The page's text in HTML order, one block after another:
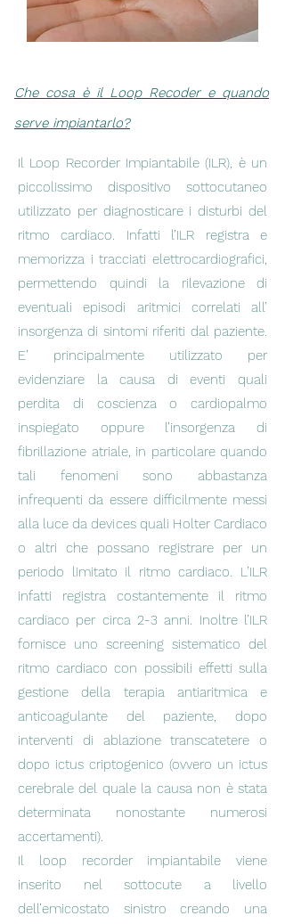
Che cosa è il Loop Recoder e quando
serve impiantarlo?
Il Loop Recorder Impiantabile (ILR), è un
piccolissimo dispositivo sottocutaneo
utilizzato per diagnosticare i disturbi del
ritmo cardiaco. Infatti l’ILR registra e
memorizza i tracciati elettrocardiografici,
permettendo quindi la rilevazione di
eventuali episodi aritmici correlati all’
insorgenza di sintomi riferiti dal paziente.
E’ principalmente utilizzato per
evidenziare la causa di eventi quali
perdita di coscienza o cardiopalmo
inspiegato oppure l’insorgenza di
fibrillazione atriale, in particolare quando
tali fenomeni sono abbastanza
infrequenti da essere difficilmente messi
alla luce da devices quali Holter Cardiaco
o altri che possano registrare per un
periodo limitato il ritmo cardiaco. L’ILR
infatti registra costantemente il ritmo
cardiaco per circa 2-3 anni. Inoltre l’ILR
fornisce uno screening sistematico del
ritmo cardiaco con possibili effetti sulla
gestione della terapia antiaritmica e
anticoagulante del paziente, dopo
interventi di ablazione transcatetere o
dopo ictus criptogenico (ovvero un ictus
cerebrale del quale la causa non è stata
determinata nonostante numerosi
accertamenti).
Il loop recorder impiantabile viene
inserito nel sottocute a livello
dell’emicostato sinistro creando una